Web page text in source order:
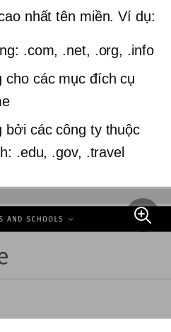
nhất tên miền. Ví dụ:
.com, .net, .org, .info
các mục đích cụ
các công ty thuộc
.edu, .gov, .travel